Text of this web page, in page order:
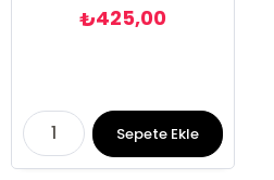
₺425,00
Sepete Ekle